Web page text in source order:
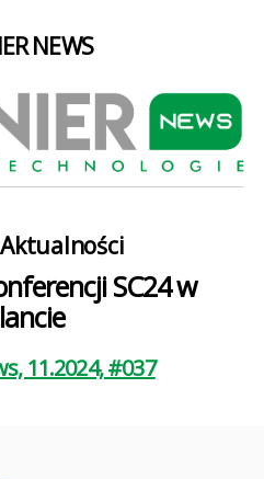
NEWS
Kategorie
SC24 w
11.2024, #037